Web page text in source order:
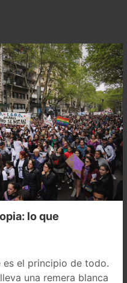
lo que
es el principio de todo.
una remera blanca